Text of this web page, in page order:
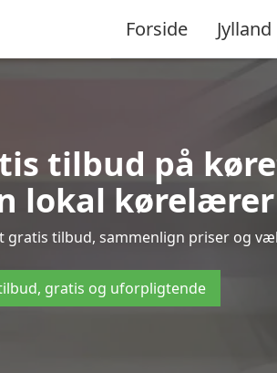
Forside Jylland
tilbud på
lokal kørelærer
gratis tilbud, sammenlign priser og
gratis og uforpligtende